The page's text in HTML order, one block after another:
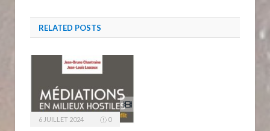
RELATED POSTS
6 JUILLET 2024 0